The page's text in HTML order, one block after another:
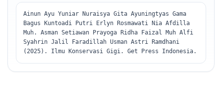
Ainun Ayu Yuniar Nuraisya Gita Ayuningtyas Gama
Bagus Kuntoadi Putri Erlyn Rosmawati Nia Afdilla
Muh. Asman Setiawan Prayoga Ridha Faizal Muh Alfi
Syahrin Jalil Faradillah Usman Astri Ramdhani
(2025). Ilmu Konservasi Gigi. Get Press Indonesia.